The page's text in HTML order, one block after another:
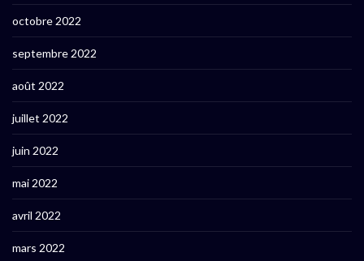
octobre 2022
septembre 2022
août 2022
juillet 2022
juin 2022
mai 2022
avril 2022
mars 2022